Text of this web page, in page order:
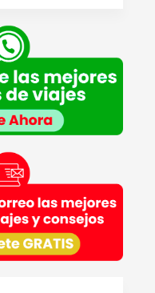
y tratamiento de los
respuesta a la consulta
del interesado.
de Mail marketing-
: En laPolítica de Privacidad
información adicional
el uso de su información
VIAJESCEA, incluida
conservación,
seguridad y otros temas.